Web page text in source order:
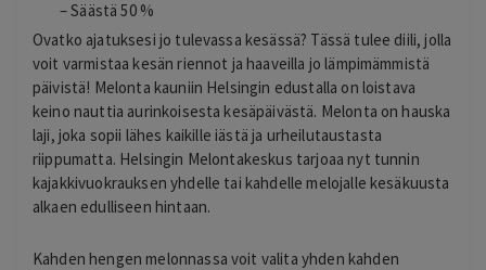
– Säästä 50 %
Ovatko ajatuksesi jo tulevassa kesässä? Tässä tulee diili, jolla
voit varmistaa kesän riennot ja haaveilla jo lämpimämmistä
päivistä! Melonta kauniin Helsingin edustalla on loistava
keino nauttia aurinkoisesta kesäpäivästä. Melonta on hauska
laji, joka sopii lähes kaikille iästä ja urheilutaustasta
riippumatta. Helsingin Melontakeskus tarjoaa nyt tunnin
kajakkivuokrauksen yhdelle tai kahdelle melojalle kesäkuusta
alkaen edulliseen hintaan.
Kahden hengen melonnassa voit valita yhden kahden